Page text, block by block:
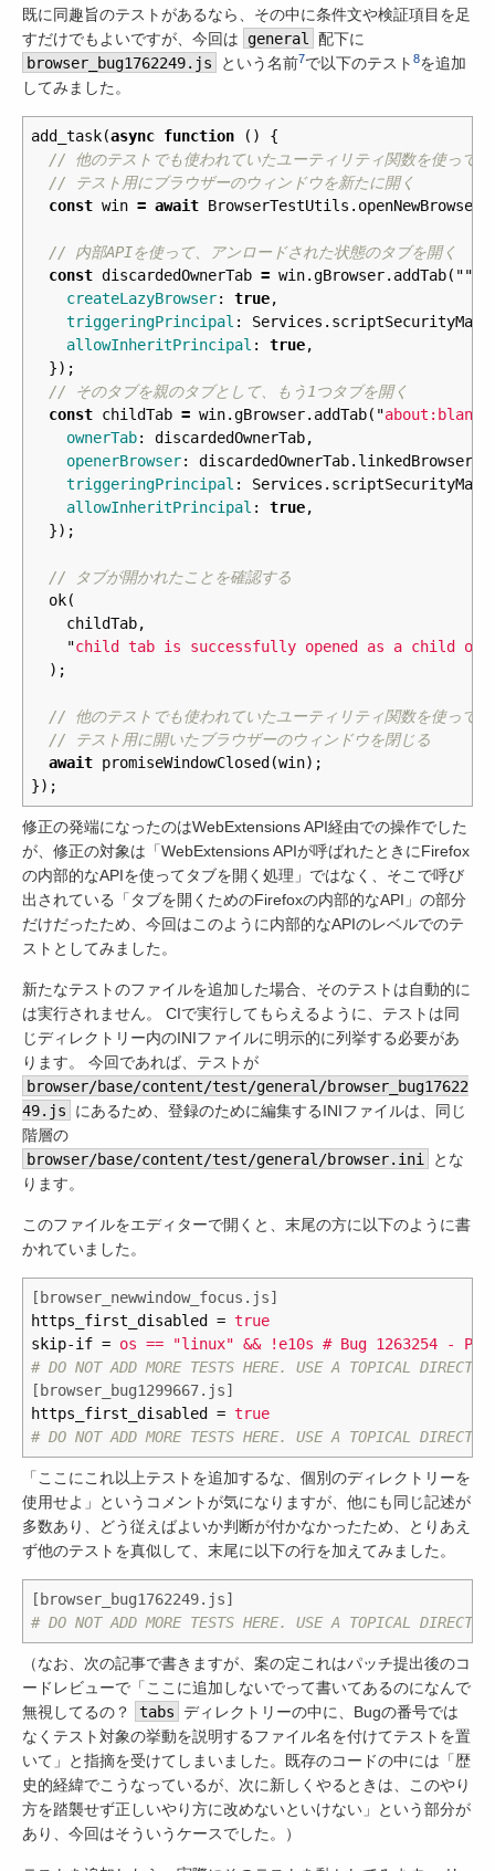
既に同趣旨のテストがあるなら、その中に条件文や検証項目を足
すだけでもよいですが、今回は
general
配下に
browser_bug1762249.js
という名前7で以下のテスト8を追加
してみました。
add_task(async function ()
{
// 他のテストでも使われていたユーティリティ関数を使って、
// テスト用にブラウザーのウィンドウを新たに開く
const win = await BrowserTestUtils .
// 内部APIを使って、アンロードされた状態のタブを開く
const discardedOwnerTab = win.gBrowser. addTab( ""
createLazyBrowser: true,
triggeringPrincipal : Services .
allowInheritPrincipal : true,
});
// そのタブを親のタブとして、もう1つタブを開く
const childTab = win.gBrowser. addTab( "about:blank
ownerTab: discardedOwnerTab,
openerBrowser: discardedOwnerTab. linkedBrowser
triggeringPrincipal : Services .
allowInheritPrincipal : true,
});
// タブが開かれたことを確認する
ok(
childTab,
"child tab is successfully opened as a child of a
);
// 他のテストでも使われていたユーティリティ関数を使って、
// テスト用に開いたブラウザーのウィンドウを閉じる
await promiseWindowClosed (win);
});
修正の発端になったのはWebExtensions API経由での操作でした
が、修正の対象は「WebExtensions APIが呼ばれたときにFirefox
の内部的なAPIを使ってタブを開く処理」ではなく、そこで呼び
出されている「タブを開くためのFirefoxの内部的なAPI」の部分
だけだったため、今回はこのように内部的なAPIのレベルでのテ
ストとしてみました。
新たなテストのファイルを追加した場合、そのテストは自動的に
は実行されません。 CIで実行してもらえるように、テストは同
じディレクトリー内のINIファイルに明示的に列挙する必要があ
ります。 今回であれば、テストが
browser/base/content/test/general/browser_bug17622
49.js
にあるため、登録のために編集するINIファイルは、同じ
階層の
browser/base/content/test/general/browser.ini
とな
ります。
このファイルをエディターで開くと、末尾の方に以下のように書
かれていました。
[browser_newwindow_focus.js]
https_first_disabled
= true
skip-if = os == "linux" && !e10s # Bug 1263254 -
[browser_bug1299667.js]
https_first_disabled
= true
「ここにこれ以上テストを追加するな、個別のディレクトリーを
使用せよ」というコメントが気になりますが、他にも同じ記述が
多数あり、どう従えばよいか判断が付かなかったため、とりあえ
ず他のテストを真似して、末尾に以下の行を加えてみました。
[browser_bug1762249.js]
（なお、次の記事で書きますが、案の定これはパッチ提出後のコ
ードレビューで「ここに追加しないでって書いてあるのになんで
無視してるの？
tabs ディレクトリーの中に、Bugの番号では
なくテスト対象の挙動を説明するファイル名を付けてテストを置
いて」と指摘を受けてしまいました。既存のコードの中には「歴
史的経緯でこうなっているが、次に新しくやるときは、このやり
方を踏襲せず正しいやり方に改めないといけない」という部分が
あり、今回はそういうケースでした。）